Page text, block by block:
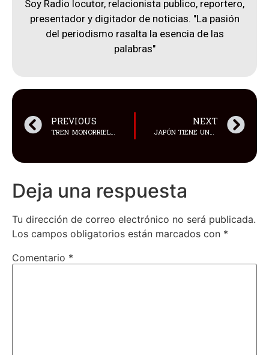
Soy Radio locutor, relacionista publico, reportero,
presentador y digitador de noticias. "La pasión
del periodismo rasalta la esencia de las
palabras"
PREVIOUS NEXT
JAPÓN TIENE UNA COMPLEJA E INTERESANTE HISTORIA CON LA HOMOSEXUALIDAD MASCULINA
Deja una respuesta
Tu dirección de correo electrónico no será publicada.
Los campos obligatorios están marcados con *
Comentario *